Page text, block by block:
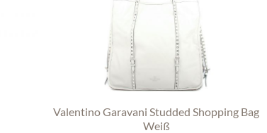
Valentino Garavani Studded Shopping Bag
Weiß